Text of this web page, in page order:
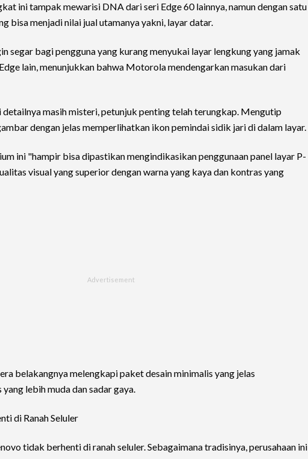
ini tampak mewarisi DNA dari seri Edge 60 lainnya, namun dengan satu
bisa menjadi nilai jual utamanya yakni, layar datar.
segar bagi pengguna yang kurang menyukai layar lengkung yang jamak
lain, menunjukkan bahwa Motorola mendengarkan masukan dari
masih misteri, petunjuk penting telah terungkap. Mengutip
dengan jelas memperlihatkan ikon pemindai sidik jari di dalam layar.
ini "hampir bisa dipastikan mengindikasikan penggunaan panel layar P-
visual yang superior dengan warna yang kaya dan kontras yang
belakangnya melengkapi paket desain minimalis yang jelas
lebih muda dan sadar gaya.
di Ranah Seluler
tidak berhenti di ranah seluler. Sebagaimana tradisinya, perusahaan ini